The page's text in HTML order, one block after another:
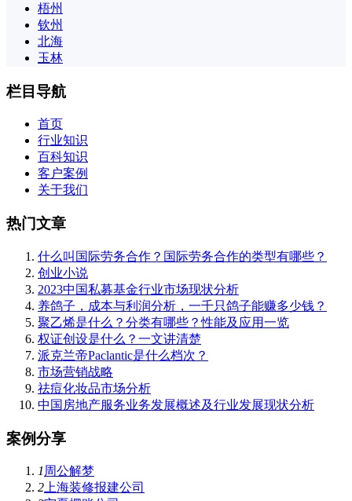
梧州
钦州
北海
玉林
栏目导航
首页
行业知识
百科知识
客户案例
关于我们
热门文章
什么叫国际劳务合作？国际劳务合作的类型有哪些？
创业小说
2023中国私募基金行业市场现状分析
养鸽子，成本与利润分析，一千只鸽子能赚多少钱？
聚乙烯是什么？分类有哪些？性能及应用一览
权证创设是什么？一文讲清楚
派克兰帝Paclantic是什么档次？
市场营销战略
祛痘化妆品市场分析
中国房地产服务业务发展概述及行业发展现状分析
案例分享
1 周公解梦
2 上海装修报建公司